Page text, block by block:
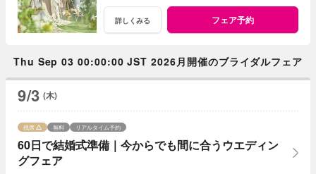
詳しくみる フェア予約
Thu Sep 03 00:00:00 JST 2026月開催のブライダルフェア
9/3 (木)
60日で結婚式準備｜今からでも間に合うウエディン
グフェア
残席 無料 リアルタイム予約